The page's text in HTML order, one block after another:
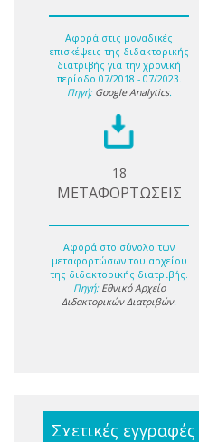
Αφορά στις μοναδικές
επισκέψεις της διδακτορικής
διατριβής για την χρονική
περίοδο 07/2018 - 07/2023.
Πηγή: Google Analytics.
18
ΜΕΤΑΦΟΡΤΩΣΕΙΣ
Αφορά στο σύνολο των
μεταφορτώσων του αρχείου
της διδακτορικής διατριβής.
Πηγή: Εθνικό Αρχείο
Διδακτορικών Διατριβών.
Σχετικές εγγραφές